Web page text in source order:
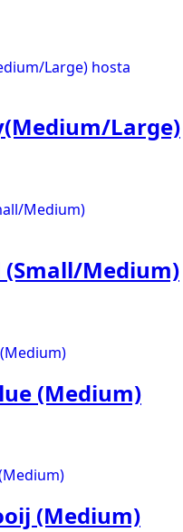
Large)
(Small/Medium)
(Medium)
(Medium)